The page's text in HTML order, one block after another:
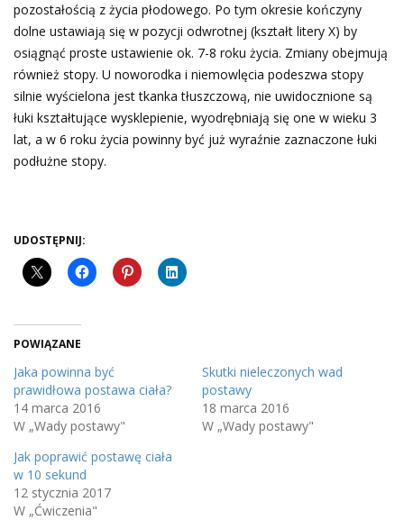
pozostałością z życia płodowego. Po tym okresie kończyny
dolne ustawiają się w pozycji odwrotnej (kształt litery X) by
osiągnąć proste ustawienie ok. 7-8 roku życia. Zmiany obejmują
również stopy. U noworodka i niemowlęcia podeszwa stopy
silnie wyścielona jest tkanka tłuszczową, nie uwidocznione są
łuki kształtujące wysklepienie, wyodrębniają się one w wieku 3
lat, a w 6 roku życia powinny być już wyraźnie zaznaczone łuki
podłużne stopy.
UDOSTĘPNIJ:
POWIĄZANE
Jaka powinna być
prawidłowa postawa ciała?
14 marca 2016
W „Wady postawy"
Skutki nieleczonych wad
postawy
18 marca 2016
W „Wady postawy"
Jak poprawić postawę ciała
w 10 sekund
12 stycznia 2017
W „Ćwiczenia"